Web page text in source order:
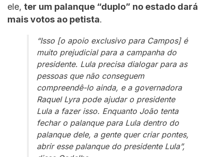
ele, ter um palanque “duplo” no estado dará
mais votos ao petista.
“Isso [o apoio exclusivo para Campos] é
muito prejudicial para a campanha do
presidente. Lula precisa dialogar para as
pessoas que não conseguem
compreendê-lo ainda, e a governadora
Raquel Lyra pode ajudar o presidente
Lula a fazer isso. Enquanto João tenta
fechar o palanque para Lula dentro do
palanque dele, a gente quer criar pontes,
abrir esse palanque do presidente Lula”,